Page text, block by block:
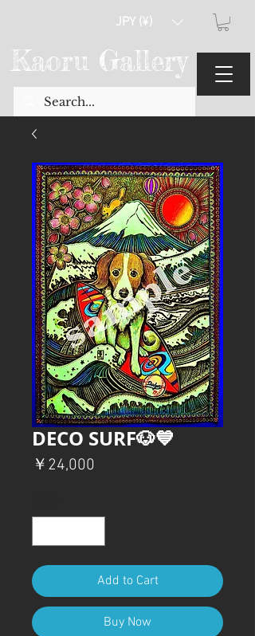
Kaoru Gallery
JPY (¥)
DECO SURF🐶💙
￥24,000
Add to Cart
Buy Now